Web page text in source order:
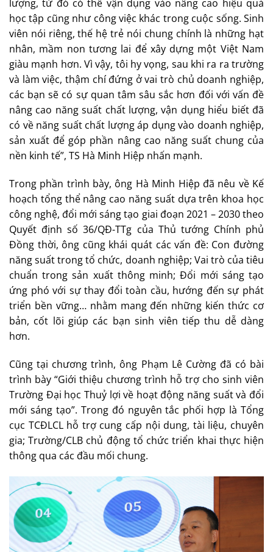
lượng, từ đó có thể vận dụng vào nâng cao hiệu quả
học tập cũng như công việc khác trong cuộc sống. Sinh
viên nói riêng, thế hệ trẻ nói chung chính là những hạt
nhân, mầm non tương lai để xây dựng một Việt Nam
giàu mạnh hơn. Vì vậy, tôi hy vọng, sau khi ra ra trường
và làm việc, thậm chí đứng ở vai trò chủ doanh nghiệp,
các bạn sẽ có sự quan tâm sâu sắc hơn đối với vấn đề
nâng cao năng suất chất lượng, vận dụng hiểu biết đã
có về năng suất chất lượng áp dụng vào doanh nghiệp,
sản xuất để góp phần nâng cao năng suất chung của
nền kinh tế”, TS Hà Minh Hiệp nhấn mạnh.
Trong phần trình bày, ông Hà Minh Hiệp đã nêu về Kế
hoạch tổng thể nâng cao năng suất dựa trên khoa học
công nghệ, đổi mới sáng tạo giai đoạn 2021 – 2030 theo
Quyết định số 36/QĐ-TTg của Thủ tướng Chính phủ
Đồng thời, ông cũng khái quát các vấn đề: Con đường
năng suất trong tổ chức, doanh nghiệp; Vai trò của tiêu
chuẩn trong sản xuất thông minh; Đổi mới sáng tạo
ứng phó với sự thay đổi toàn cầu, hướng đến sự phát
triển bền vững… nhằm mang đến những kiến thức cơ
bản, cốt lõi giúp các bạn sinh viên tiếp thu dễ dàng
hơn.
Cũng tại chương trình, ông Phạm Lê Cường đã có bài
trình bày “Giới thiệu chương trình hỗ trợ cho sinh viên
Trường Đại học Thuỷ lợi về hoạt động năng suất và đổi
mới sáng tạo”. Trong đó nguyên tắc phối hợp là Tổng
cục TCĐLCL hỗ trợ cung cấp nội dung, tài liệu, chuyên
gia; Trường/CLB chủ động tổ chức triển khai thực hiện
thông qua các đầu mối chung.